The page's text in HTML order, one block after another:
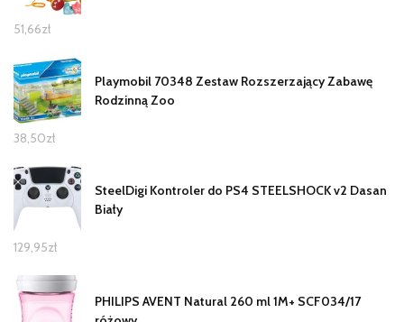
51,66zł
Playmobil 70348 Zestaw Rozszerzający Zabawę
Rodzinną Zoo
38,50zł
SteelDigi Kontroler do PS4 STEELSHOCK v2 Dasan
Biały
129,95zł
PHILIPS AVENT Natural 260 ml 1M+ SCF034/17